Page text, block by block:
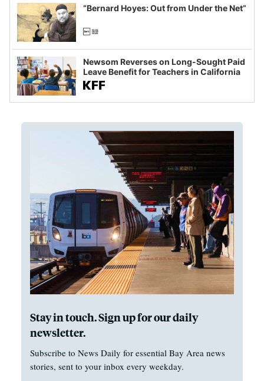
“Bernard Hoyes: Out from Under the Net”
Newsom Reverses on Long-Sought Paid
Leave Benefit for Teachers in California
Stay in touch. Sign up for our daily
newsletter.
Subscribe to News Daily for essential Bay Area news
stories, sent to your inbox every weekday.